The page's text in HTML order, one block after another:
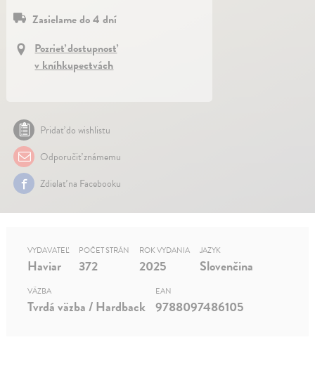
Zasielame do 4 dní
Pozrieť dostupnosť
v kníhkupectvách
Pridať do wishlistu
Odporučiť známemu
Zdielať na Facebooku
VYDAVATEĽ
Haviar
POČET STRÁN
372
ROK VYDANIA
2025
JAZYK
Slovenčina
VÄZBA
Tvrdá väzba / Hardback
EAN
9788097486105